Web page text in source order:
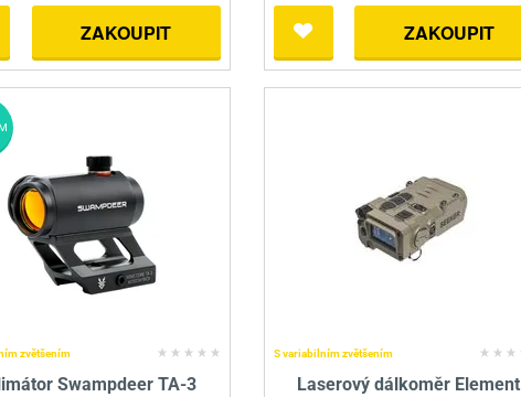
ZAKOUPIT ZAKOUPIT
zvětšením
Swampdeer TA-3
S variabilním zvětšením
Laserový dálkoměr Element